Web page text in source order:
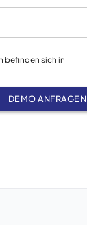
befinden sich in
DEMO ANFRAGEN